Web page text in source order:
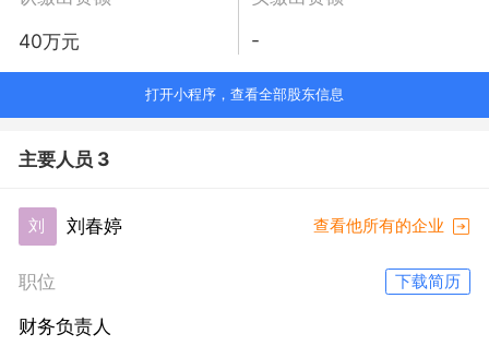
40万元
-
打开小程序，查看全部股东信息
主要人员 3
刘 刘春婷 查看他所有的企业
职位 下载简历
财务负责人